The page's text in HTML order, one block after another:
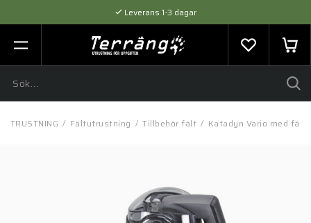
Leverans 1-3 dagar
Flexibel betalning med SVEA
Expertråd & Kvalitetsprodukter
UTRUSTNING / Fältutrustning / Tillbehör fält / Katadyn Vario med